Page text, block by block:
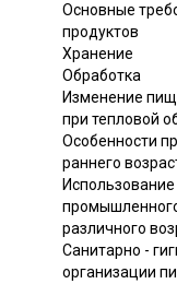
Основные
продуктов
Хранение
Обработка
Изменение
при тепловой
Особенности
раннего
различного
Санитарно -
организации